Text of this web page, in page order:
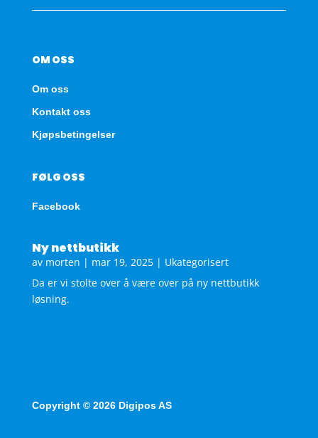
OM OSS
Om oss
Kontakt oss
Kjøpsbetingelser
FØLG OSS
Facebook
Ny nettbutikk
av morten | mar 19, 2025| Ukategorisert
Da er vi stolte over å være over på ny nettbutikk
løsning.
Copyright © 2026 Digipos AS